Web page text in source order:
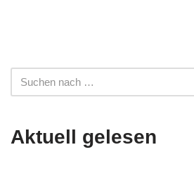
Aktuell gelesen